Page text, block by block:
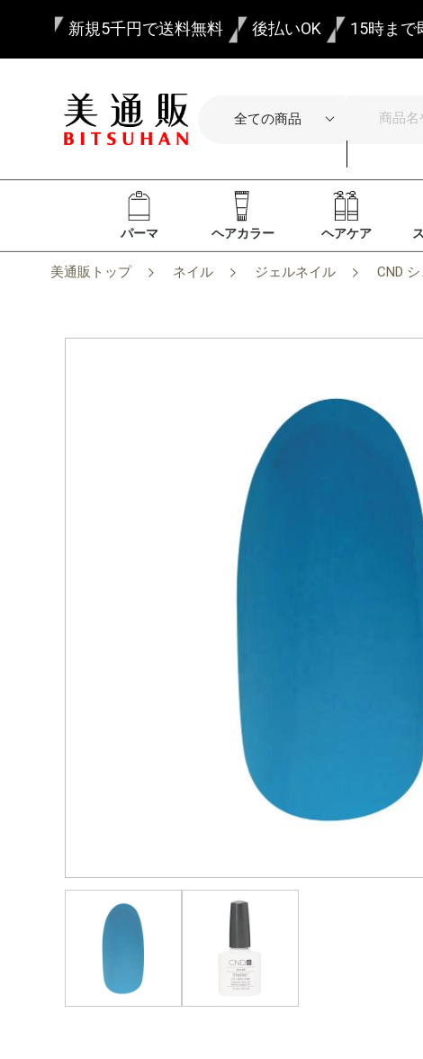
新規5千円で送料無料 後払いOK 15時まで
パーマ ヘアカラー ヘアケア
美通販トップ ネイル ジェルネイル CND